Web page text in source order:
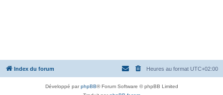
Index du forum Heures au format UTC+02:00
Développé parphpBB® Forum Software © phpBB Limited